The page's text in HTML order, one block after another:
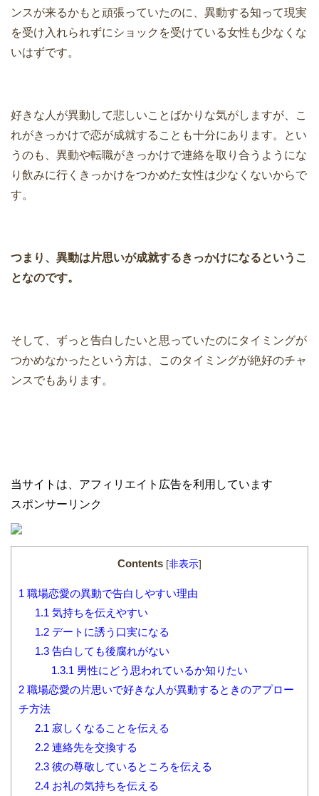
ンスが来るかもと頑張っていたのに、異動する知って現実
を受け入れられずにショックを受けている女性も少なくな
いはずです。
好きな人が異動して悲しいことばかりな気がしますが、こ
れがきっかけで恋が成就することも十分にあります。とい
うのも、異動や転職がきっかけで連絡を取り合うようにな
り飲みに行くきっかけをつかめた女性は少なくないからで
す。
つまり、異動は片思いが成就するきっかけになるというこ
となのです。
そして、ずっと告白したいと思っていたのにタイミングが
つかめなかったという方は、このタイミングが絶好のチャ
ンスでもあります。
当サイトは、アフィリエイト広告を利用しています
スポンサーリンク
Contents [非表示]
1 職場恋愛の異動で告白しやすい理由
1.1 気持ちを伝えやすい
1.2デートに誘う口実になる
1.3告白しても後腐れがない
1.3.1 男性にどう思われているか知りたい
2 職場恋愛の片思いで好きな人が異動するときのアプロー
チ方法
2.1 寂しくなることを伝える
2.2連絡先を交換する
2.3彼の尊敬しているところを伝える
2.4お礼の気持ちを伝える